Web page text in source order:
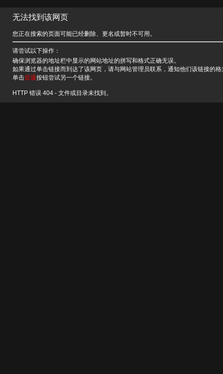
无法找到该网页
您正在搜索的页面可能已经删除、更名或暂时不可用。
请尝试以下操作：
确保浏览器的地址栏中显示的网站地址的拼写和格式正确无误。
如果通过单击链接而到达了该网页，请与网站管理员联系，通知他们该链接的
单击后退按钮尝试另一个链接。
HTTP 错误 404 - 文件或目录未找到。